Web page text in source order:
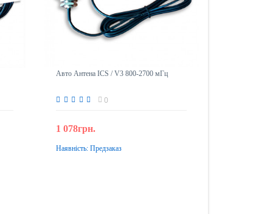
Авто Антена ICS / V3 800-2700 мГц
0
1 078грн.
Передзамовлення
Наявність: Предзаказ